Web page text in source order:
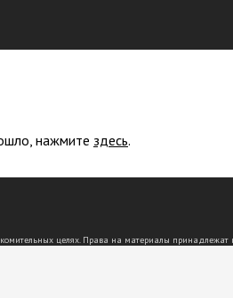
нажмите здесь.
целях. Права на материалы